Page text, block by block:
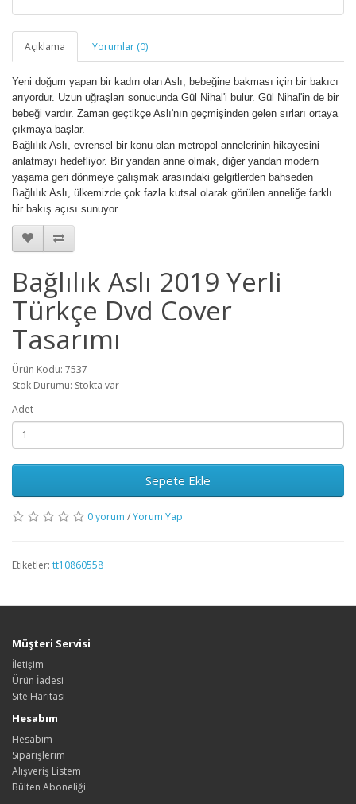
Açıklama Yorumlar (0)
Yeni doğum yapan bir kadın olan Aslı, bebeğine bakması için bir bakıcı
arıyordur. Uzun uğraşları sonucunda Gül Nihal'i bulur. Gül Nihal'in de bir
bebeği vardır. Zaman geçtikçe Aslı'nın geçmişinden gelen sırları ortaya
çıkmaya başlar.
Bağlılık Aslı, evrensel bir konu olan metropol annelerinin hikayesini
anlatmayı hedefliyor. Bir yandan anne olmak, diğer yandan modern
yaşama geri dönmeye çalışmak arasındaki gelgitlerden bahseden
Bağlılık Aslı, ülkemizde çok fazla kutsal olarak görülen anneliğe farklı
bir bakış açısı sunuyor.
Bağlılık Aslı 2019 Yerli
Türkçe Dvd Cover
Tasarımı
Ürün Kodu: 7537
Stok Durumu: Stokta var
Adet
Sepete Ekle
0 yorum /Yorum Yap
Etiketler: tt10860558
Müşteri Servisi
İletişim
Ürün İadesi
Site Haritası
Hesabım
Hesabım
Siparişlerim
Alışveriş Listem
Bülten Aboneliği